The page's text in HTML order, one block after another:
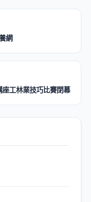
網
工林業技巧比賽閉幕